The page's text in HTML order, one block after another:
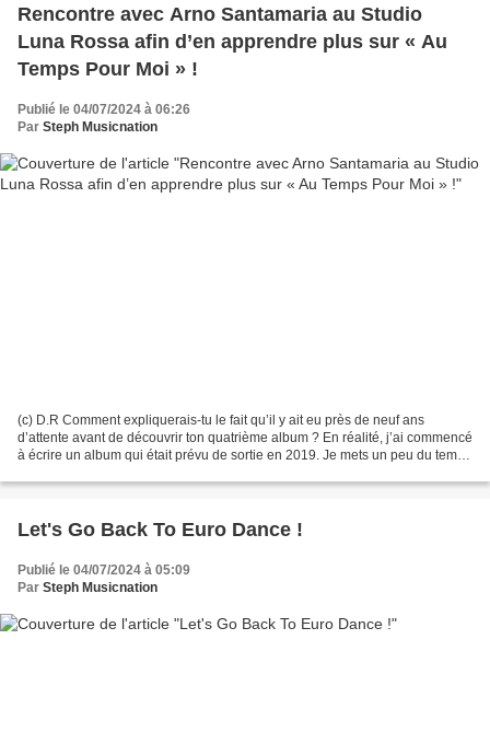
Rencontre avec Arno Santamaria au Studio
Luna Rossa afin d’en apprendre plus sur « Au
Temps Pour Moi » !
Publié le 04/07/2024 à 06:26
Par Steph Musicnation
(c) D.R Comment expliquerais-tu le fait qu’il y ait eu près de neuf ans
d’attente avant de découvrir ton quatrième album ? En réalité, j’ai commencé
à écrire un album qui était prévu de sortie en 2019. Je mets un peu du temps
Let's Go Back To Euro Dance !
Publié le 04/07/2024 à 05:09
Par Steph Musicnation